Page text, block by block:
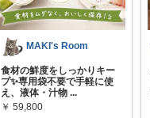
MAKI's Room
食材の鮮度をしっかりキー
プ✨専用袋不要で手軽に使
え、液体・汁物 ...
￥ 59,800